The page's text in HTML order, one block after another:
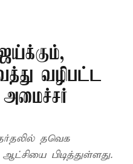
வழிபட்ட
அமைச்சர்
தவெக
பிடித்துள்ளது.